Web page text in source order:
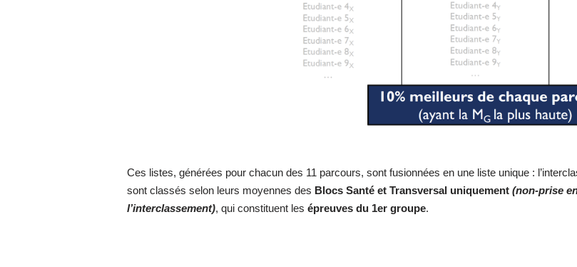
Ces listes, générées pour chacun des 11 parcours, sont fusionnées en une liste unique :
sont classés selon leurs moyennes des Blocs Santé et Transversal uniquement(non-prise
l’interclassement), qui constituent lesépreuves du 1er groupe.